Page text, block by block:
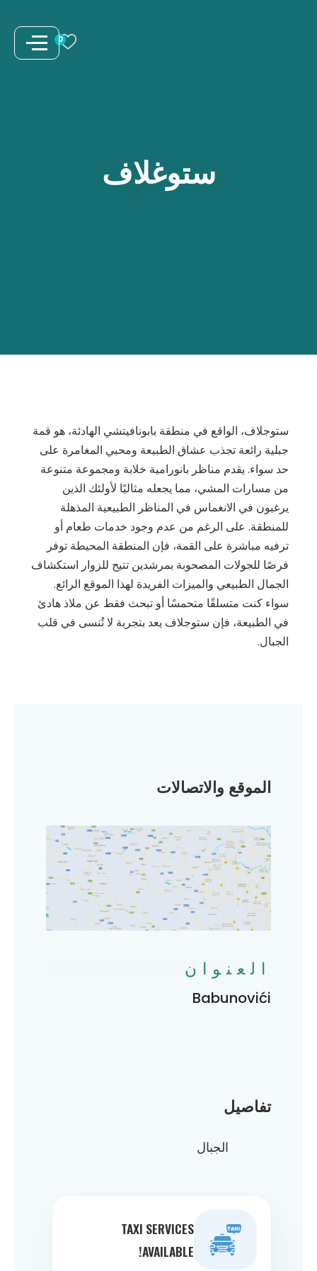
0
ستوغلاف
ستوجلاف، الواقع في منطقة بابونافيتشي الهادئة، هو قمة
جبلية رائعة تجذب عشاق الطبيعة ومحبي المغامرة على
حد سواء. يقدم مناظر بانورامية خلابة ومجموعة متنوعة
من مسارات المشي، مما يجعله مثاليًا لأولئك الذين
يرغبون في الانغماس في المناظر الطبيعية المذهلة
للمنطقة. على الرغم من عدم وجود خدمات طعام أو
ترفيه مباشرة على القمة، فإن المنطقة المحيطة توفر
فرصًا للجولات المصحوبة بمرشدين تتيح للزوار استكشاف
الجمال الطبيعي والميزات الفريدة لهذا الموقع الرائع.
سواء كنت متسلقًا متحمسًا أو تبحث فقط عن ملاذ هادئ
في الطبيعة، فإن ستوجلاف يعد بتجربة لا تُنسى في قلب
الجبال.
تفاصيل
الجبال
TAXI SERVICES
AVAILABLE!
الموقع والاتصالات
العنوان
Babunovići